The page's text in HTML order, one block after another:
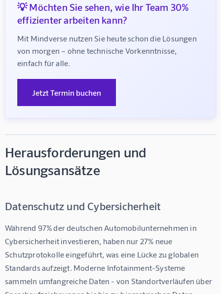
💡 Möchten Sie sehen, wie Ihr Team 30%
effizienter arbeiten kann?
Mit Mindverse nutzen Sie heute schon die Lösungen
von morgen – ohne technische Vorkenntnisse,
einfach für alle.
Jetzt Termin buchen
Herausforderungen und
Lösungsansätze
Datenschutz und Cybersicherheit
Während 97% der deutschen Automobilunternehmen in
Cybersicherheit investieren, haben nur 27% neue
Schutzprotokolle eingeführt, was eine Lücke zu globalen
Standards aufzeigt. Moderne Infotainment-Systeme
sammeln umfangreiche Daten - von Standortverläufen über